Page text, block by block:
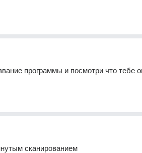
программы и посмотри что тебе
сканированием